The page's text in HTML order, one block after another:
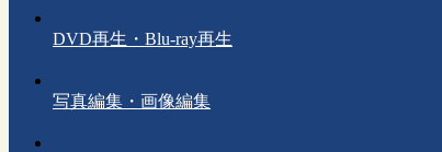
DVD再生・Blu-ray再生
写真編集・画像編集